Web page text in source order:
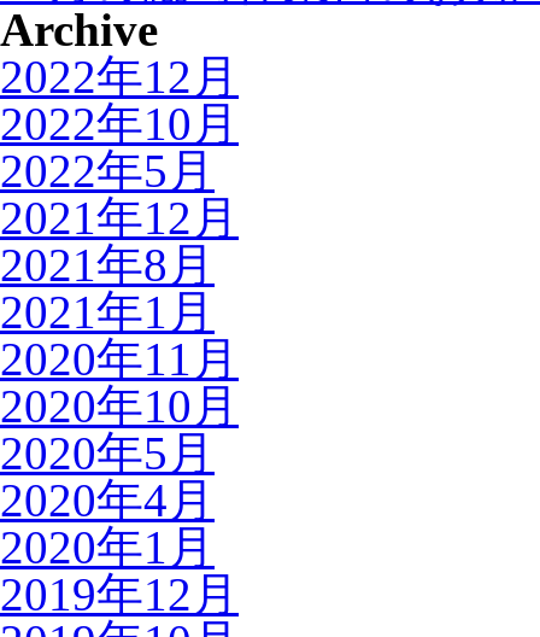
Archive
2022年12月
2022年10月
2022年5月
2021年12月
2021年8月
2021年1月
2020年11月
2020年10月
2020年5月
2020年4月
2020年1月
2019年12月